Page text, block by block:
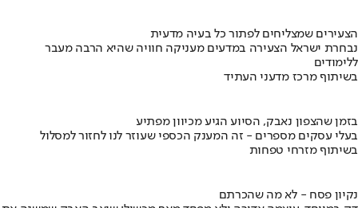
הצעירים שמצליחים לפתור כל בעיה מדעית
נבחרת ישראל הצעירה במדעים מעניקה חוויה שהיא הרבה מעבר
ללימודים
בשיתוף מרכז מדעני העתיד
בזמן שהצפון נאבק, הסיוע הגיע מכיוון מפתיע
בעלי עסקים מספרים - זה המענק הכספי שעוזר לנו לחזור למסלול
בשיתוף מזרחי טפחות
נקיון פסח - לא מה שהכרתם